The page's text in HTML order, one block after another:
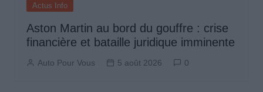
Actus Info
Aston Martin au bord du gouffre : crise
financière et bataille juridique imminente
Auto Pour Vous 5 août 2026 0